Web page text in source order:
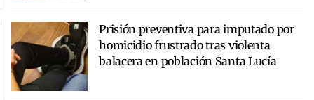
Prisión preventiva para imputado por
homicidio frustrado tras violenta
balacera en población Santa Lucía